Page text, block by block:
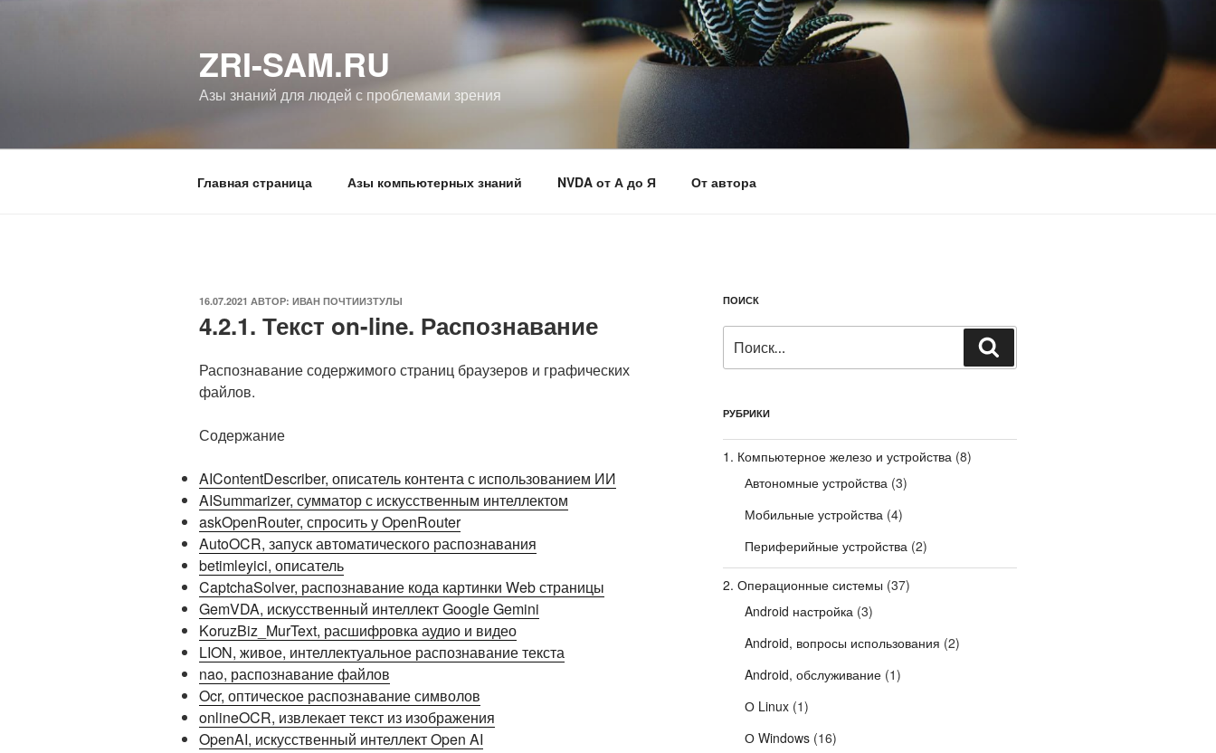
ZRI-SAM.RU
Азы знаний для людей с проблемами зрения
Главная страница Азы компьютерных знаний NVDA от А до Я От автора
ОПУБЛИКОВАНО
16.07.2021 АВТОР: ИВАН ПОЧТИИЗТУЛЫ
4.2.1. Текст on-line. Распознавание
Распознавание содержимого страниц браузеров и графических
файлов.
Содержание
AIContentDescriber, описатель контента с использованием ИИ
AISummarizer, сумматор с искусственным интеллектом
askOpenRouter, спросить у OpenRouter
AutoOCR, запуск автоматического распознавания
betimleyici, описатель
CaptchaSolver, распознавание кода картинки Web страницы
GemVDA, искусственный интеллект Google Gemini
KoruzBiz_MurText, расшифровка аудио и видео
LION, живое, интеллектуальное распознавание текста
nao, распознавание файлов
Ocr, оптическое распознавание символов
onlineOCR, извлекает текст из изображения
OpenAI, искусственный интеллект Open AI
ПОИСК
РУБРИКИ
1. Компьютерное железо и устройства(8)
Автономные устройства(3)
Мобильные устройства(4)
Периферийные устройства(2)
2. Операционные системы (37)
Android настройка(3)
Android, вопросы использования (2)
Android, обслуживание(1)
О Linux(1)
О Windows(16)